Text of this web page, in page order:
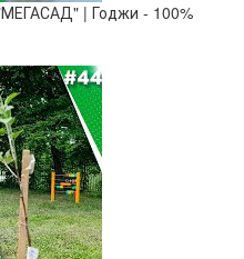
| Годжи - 100%